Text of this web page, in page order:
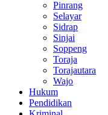
Pinrang
Selayar
Sidrap
Sinjai
Soppeng
Toraja
Torajautara
Wajo
Hukum
Pendidikan